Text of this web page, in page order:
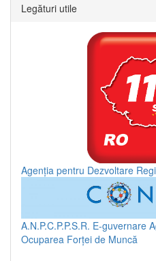
Legături utile
Agenția pentru Dezvoltare
A.N.P.C.P.P.S.R. E-guvernare
Ocuparea Forței de Muncă